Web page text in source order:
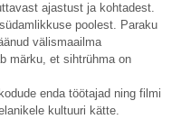
ajastust ja kohtadest.
poolest. Paraku
välismaailma
märku, et sihtrühma on
enda töötajad ning filmi
kultuuri kätte.